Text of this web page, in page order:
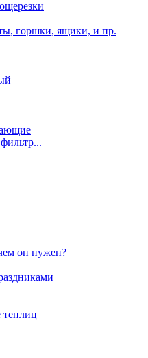
горшки, ящики, и пр.
он нужен?
теплиц